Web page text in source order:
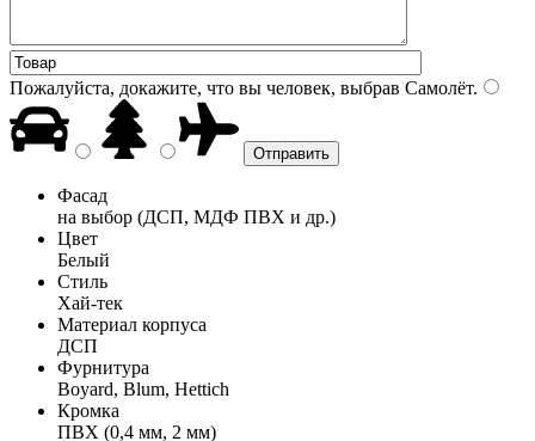
Пожалуйста, докажите, что вы человек, выбрав Самолёт.
Фасад
на выбор (ДСП, МДФ ПВХ и др.)
Цвет
Белый
Стиль
Хай-тек
Материал корпуса
ДСП
Фурнитура
Boyard, Blum, Hettich
Кромка
ПВХ (0,4 мм, 2 мм)